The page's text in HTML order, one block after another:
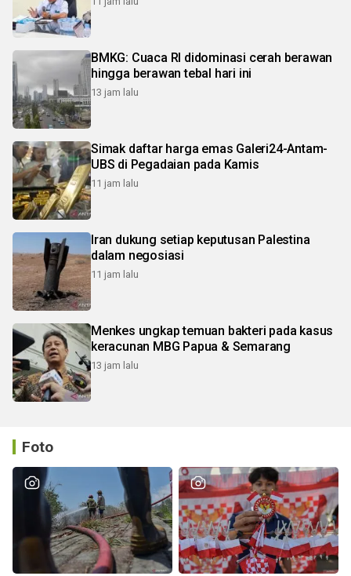
BMKG: Cuaca RI didominasi cerah berawan
hingga berawan tebal hari ini
13 jam lalu
Simak daftar harga emas Galeri24-Antam-
UBS di Pegadaian pada Kamis
11 jam lalu
Iran dukung setiap keputusan Palestina
dalam negosiasi
11 jam lalu
Menkes ungkap temuan bakteri pada kasus
keracunan MBG Papua & Semarang
13 jam lalu
Foto